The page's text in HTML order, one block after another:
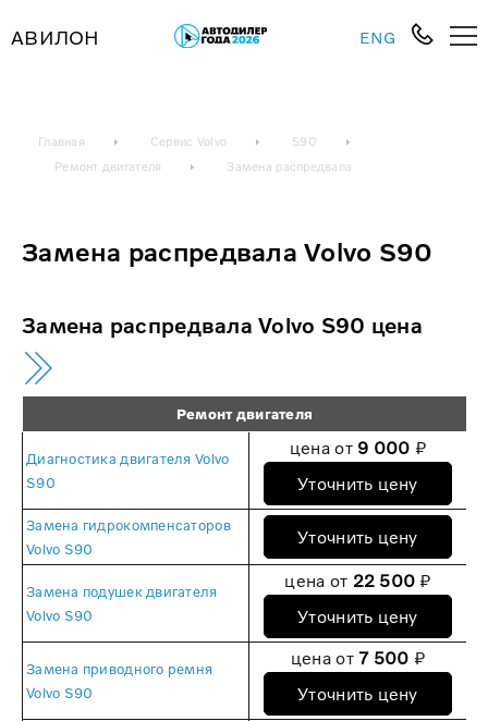
АВИЛОН ENG
Главная Сервис Volvo
S90
Ремонт двигателя
Замена распредвала
Замена распредвала Volvo S90
Замена распредвала Volvo S90 цена
Ремонт двигателя
Диагностика двигателя Volvo
S90
цена от 9 000 ₽
Уточнить цену
Замена гидрокомпенсаторов
Volvo S90
Уточнить цену
Замена подушек двигателя
Volvo S90
цена от 22 500 ₽
Уточнить цену
Замена приводного ремня
Volvo S90
цена от7 500 ₽
Уточнить цену